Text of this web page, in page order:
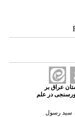
عراق بر
در علم
سید رسول